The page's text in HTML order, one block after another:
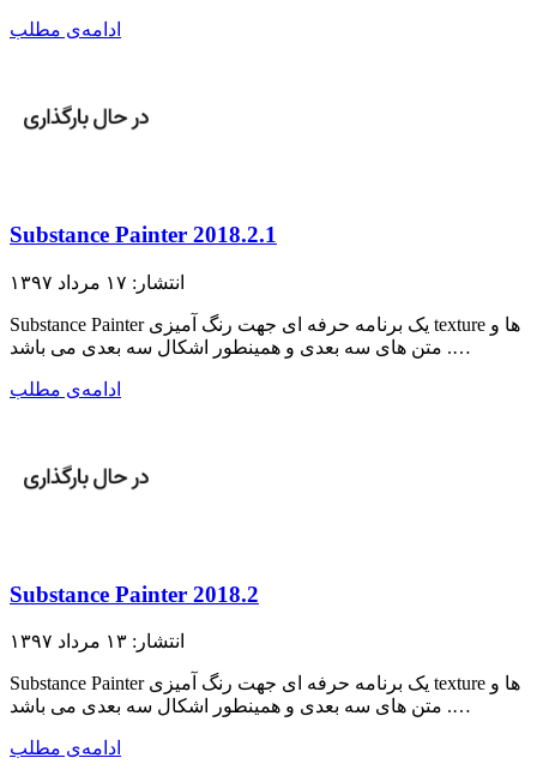
ادامه‌ی مطلب
Substance Painter 2018.2.1
انتشار: ۱۷ مرداد ۱۳۹۷
Substance Painter یک برنامه حرفه ای جهت رنگ آمیزی texture ها و
متن های سه بعدی و همینطور اشکال سه بعدی می باشد .…
ادامه‌ی مطلب
Substance Painter 2018.2
انتشار: ۱۳ مرداد ۱۳۹۷
Substance Painter یک برنامه حرفه ای جهت رنگ آمیزی texture ها و
متن های سه بعدی و همینطور اشکال سه بعدی می باشد .…
ادامه‌ی مطلب